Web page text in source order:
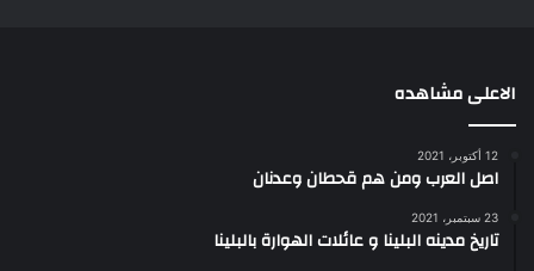
الاعلى مشاهده
12 أكتوبر، 2021
اصل العرب ومن هم قحطان وعدنان
23 سبتمبر، 2021
تاريخ مدينه البلينا و عائلات الهوارة بالبلينا